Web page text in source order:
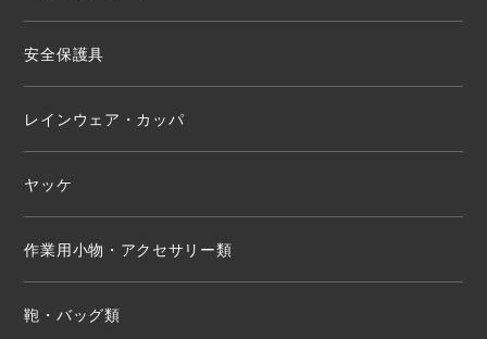
安全保護具
レインウェア・カッパ
ヤッケ
作業用小物・アクセサリー類
鞄・バッグ類